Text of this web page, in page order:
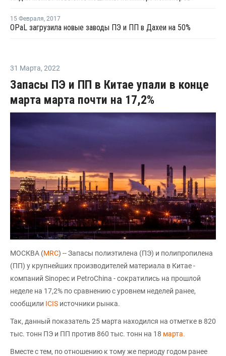
15 Февраля, 2017
OPaL загрузила новые заводы ПЭ и ПП в Дахеи на 50%
31 Марта, 2022
Запасы ПЭ и ПП в Китае упали в конце
марта марта почти на 17,2%
МОСКВА (MRC) -- Запасы полиэтилена (ПЭ) и полипропилена
(ПП) у крупнейших производителей материала в Китае -
компаний Sinopec и PetroChina - сократились на прошлой
неделе на 17,2% по сравнению с уровнем неделей ранее,
сообщили ICIS источники рынка.
Так, данный показатель 25 марта находился на отметке в 820
тыс. тонн ПЭ и ПП против 860 тыс. тонн на 18 марта.
Вместе с тем, по отношению к тому же периоду годом ранее